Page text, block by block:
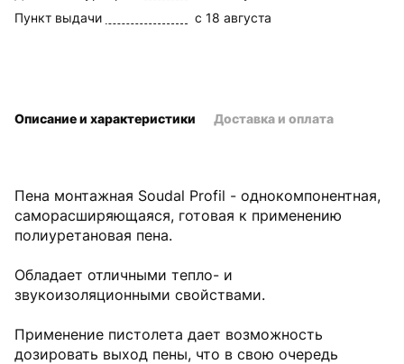
Пункт выдачи
c 18 августа
Пена монтажная Soudal Profil - однокомпонентная,
саморасширяющаяся, готовая к применению
полиуретановая пена.
Обладает отличными тепло- и
звукоизоляционными свойствами.
Применение пистолета дает возможность
дозировать выход пены, что в свою очередь
Описание и характеристики Доставка и оплата